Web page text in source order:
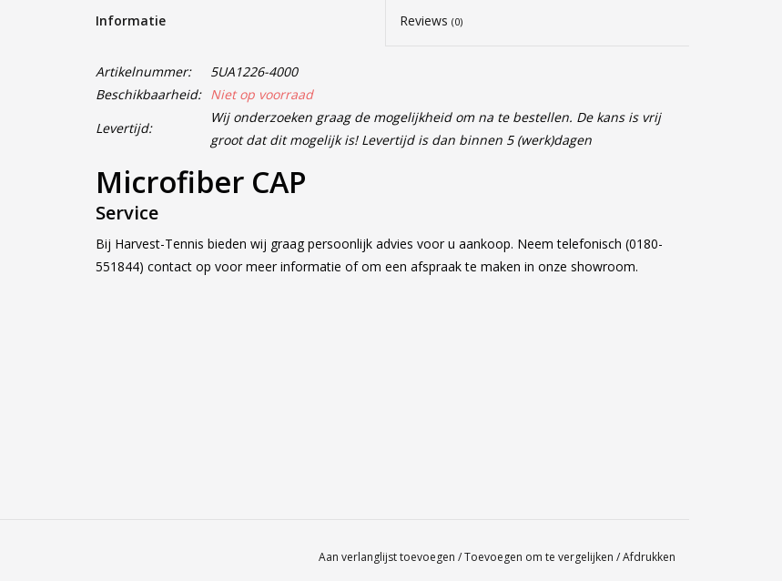
Informatie Reviews(0)
Artikelnummer:
5UA1226-4000
Beschikbaarheid:
Niet op voorraad
Levertijd:
Wij onderzoeken graag de mogelijkheid om na te bestellen. De kans is vrij
groot dat dit mogelijk is! Levertijd is dan binnen 5 (werk)dagen
Microfiber CAP
Service
Bij Harvest-Tennis bieden wij graag persoonlijk advies voor u aankoop. Neem telefonisch (0180-
551844) contact op voor meer informatie of om een afspraak te maken in onze showroom.
Aan verlanglijst toevoegen /Toevoegen om te vergelijken /Afdrukken